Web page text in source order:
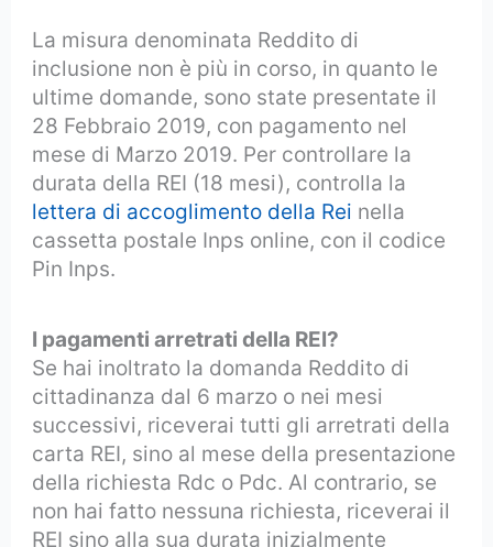
La misura denominata Reddito di
inclusione non è più in corso, in quanto le
ultime domande, sono state presentate il
28 Febbraio 2019, con pagamento nel
mese di Marzo 2019. Per controllare la
durata della REI (18 mesi), controlla la
lettera di accoglimento della Rei nella
cassetta postale Inps online, con il codice
Pin Inps.
I pagamenti arretrati della REI?
Se hai inoltrato la domanda Reddito di
cittadinanza dal 6 marzo o nei mesi
successivi, riceverai tutti gli arretrati della
carta REI, sino al mese della presentazione
della richiesta Rdc o Pdc. Al contrario, se
non hai fatto nessuna richiesta, riceverai il
REI sino alla sua durata inizialmente